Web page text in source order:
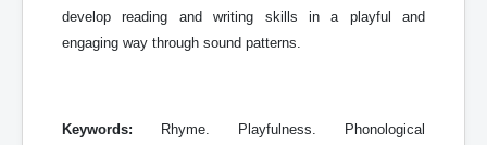
develop reading and writing skills in a playful and
engaging way through sound patterns.
Keywords: Rhyme. Playfulness. Phonological